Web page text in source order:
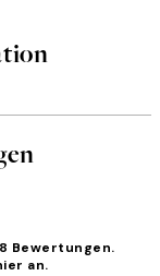
Bewertungen.
an.